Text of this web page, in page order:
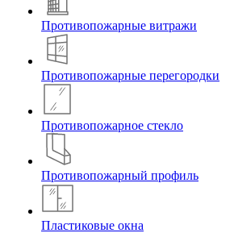
Противопожарные витражи
Противопожарные перегородки
Противопожарное стекло
Противопожарный профиль
Пластиковые окна